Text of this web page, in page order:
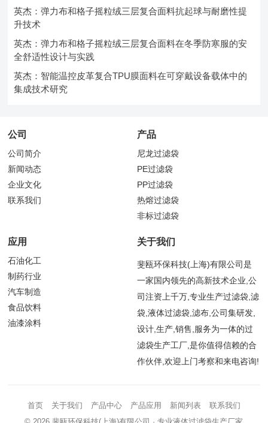
英杰：弹力布和格子摇粒绒三层复合面料抗起球与耐磨性提
升技术
英杰：弹力布和格子摇粒绒三层复合面料在冬季防寒服的安
全舒适性设计与实践
英杰：智能温控皮革复合TPU膜面料在可穿戴设备载体中的
集成技术研究
公司
公司简介
新闻动态
企业文化
联系我们
产品
尼龙过滤袋
PE过滤袋
PP过滤袋
热熔过滤袋
非标过滤袋
应用
石油化工
制药行业
汽车制造
食品饮料
油漆涂料
关于我们
斐瓯环保科技(上海)有限公司是
一家国内领先的高新技术企业,公
司注资上千万,专业生产过滤袋,滤
袋,液体过滤袋,滤布,公司集研发,
设计,生产,销售,服务为一体的过
滤袋生产工厂,是你值得信赖的合
作伙伴,欢迎上门考察和来电咨询!
首页 关于我们 产品中心 产品应用 新闻列表
联系我们